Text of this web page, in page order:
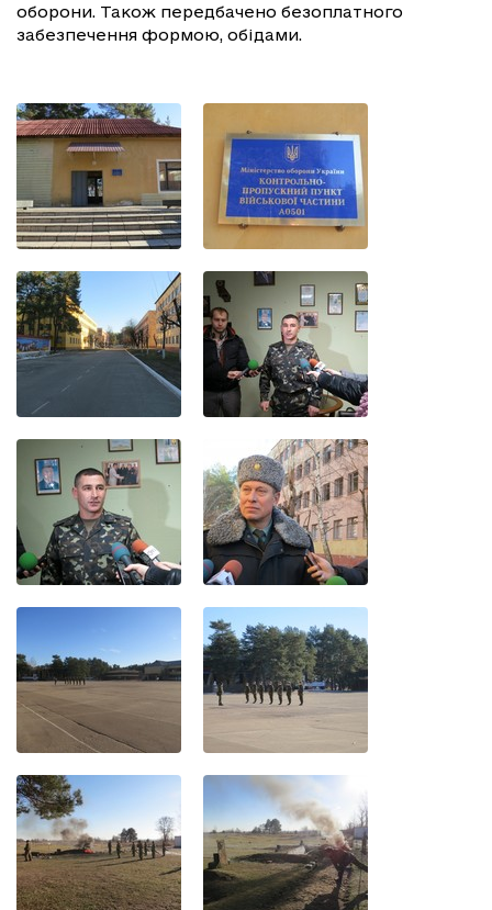
оборони. Також передбачено безоплатного
забезпечення формою, обідами.